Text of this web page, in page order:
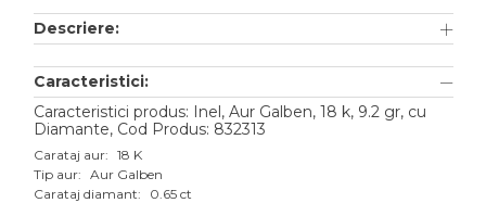
Aur alb
Aur roz
Aur mixt
Descriere:
Caracteristici:
Caracteristici produs: Inel, Aur Galben, 18 k, 9.2 gr, cu
Diamante, Cod Produs: 832313
Carataj aur: 18 K
Tip aur: Aur Galben
Carataj diamant:
0.65 ct